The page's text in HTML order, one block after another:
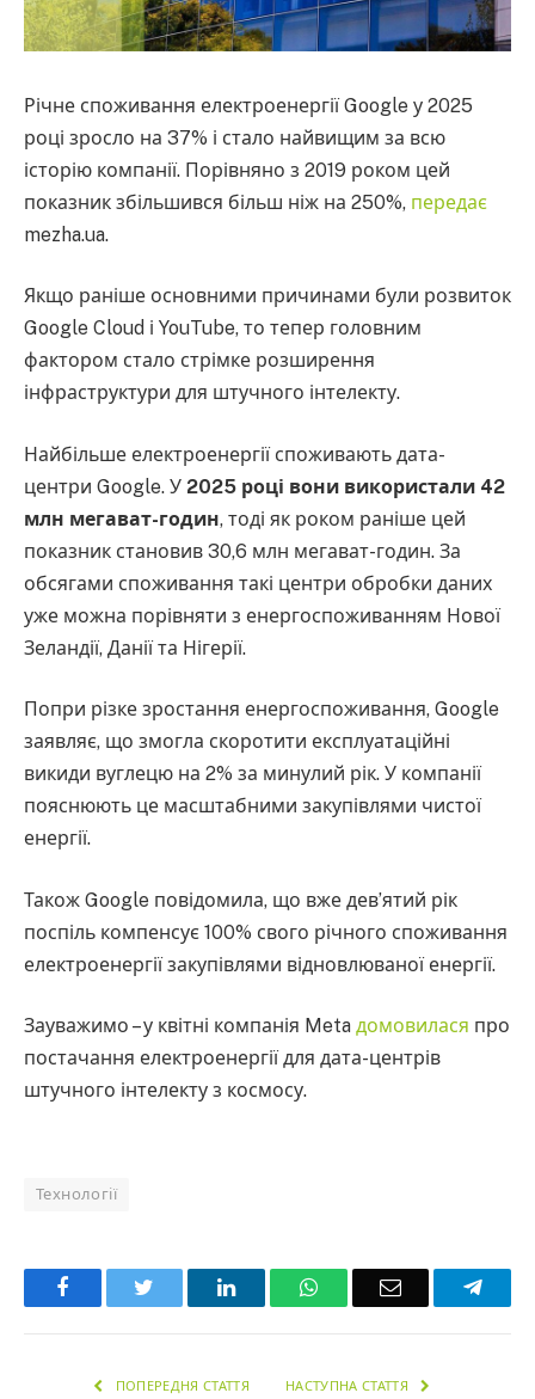
Річне споживання електроенергії Google у 2025
році зросло на 37% і стало найвищим за всю
історію компанії. Порівняно з 2019 роком цей
показник збільшився більш ніж на 250%, передає
mezha.ua.
Якщо раніше основними причинами були розвиток
Google Cloud і YouTube, то тепер головним
фактором стало стрімке розширення
інфраструктури для штучного інтелекту.
Найбільше електроенергії споживають дата-
центри Google. У 2025 році вони використали 42
млн мегават-годин, тоді як роком раніше цей
показник становив 30,6 млн мегават-годин. За
обсягами споживання такі центри обробки даних
уже можна порівняти з енергоспоживанням Нової
Зеландії, Данії та Нігерії.
Попри різке зростання енергоспоживання, Google
заявляє, що змогла скоротити експлуатаційні
викиди вуглецю на 2% за минулий рік. У компанії
пояснюють це масштабними закупівлями чистої
енергії.
Також Google повідомила, що вже дев’ятий рік
поспіль компенсує 100% свого річного споживання
електроенергії закупівлями відновлюваної енергії.
Зауважимо – у квітні компанія Meta домовилася про
постачання електроенергії для дата-центрів
штучного інтелекту з космосу.
Технології
Facebook LinkedInWhatsAppEmail
ПОПЕРЕДНЯ СТАТТЯ НАСТУПНА СТАТТЯ